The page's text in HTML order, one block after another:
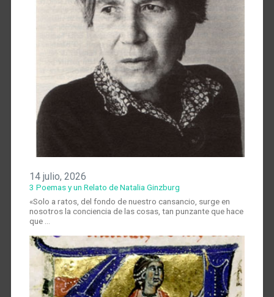
14 julio, 2026
3 Poemas y un Relato de Natalia Ginzburg
«Solo a ratos, del fondo de nuestro cansancio, surge en
nosotros la conciencia de las cosas, tan punzante que hace
que …